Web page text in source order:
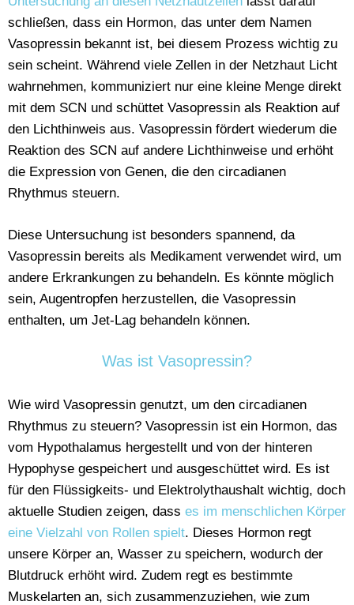
schließen, dass ein Hormon, das unter dem Namen
Vasopressin bekannt ist, bei diesem Prozess wichtig zu
sein scheint. Während viele Zellen in der Netzhaut Licht
wahrnehmen, kommuniziert nur eine kleine Menge direkt
mit dem SCN und schüttet Vasopressin als Reaktion auf
den Lichthinweis aus. Vasopressin fördert wiederum die
Reaktion des SCN auf andere Lichthinweise und erhöht
die Expression von Genen, die den circadianen
Rhythmus steuern.
Diese Untersuchung ist besonders spannend, da
Vasopressin bereits als Medikament verwendet wird, um
andere Erkrankungen zu behandeln. Es könnte möglich
sein, Augentropfen herzustellen, die Vasopressin
enthalten, um Jet-Lag behandeln können.
Was ist Vasopressin?
Wie wird Vasopressin genutzt, um den circadianen
Rhythmus zu steuern? Vasopressin ist ein Hormon, das
vom Hypothalamus hergestellt und von der hinteren
Hypophyse gespeichert und ausgeschüttet wird. Es ist
für den Flüssigkeits- und Elektrolythaushalt wichtig, doch
aktuelle Studien zeigen, dass es im menschlichen Körper
eine Vielzahl von Rollen spielt. Dieses Hormon regt
unsere Körper an, Wasser zu speichern, wodurch der
Blutdruck erhöht wird. Zudem regt es bestimmte
Muskelarten an, sich zusammenzuziehen, wie zum